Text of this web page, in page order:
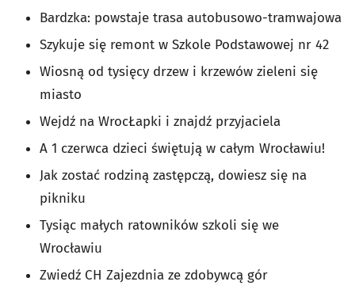
Bardzka: powstaje trasa autobusowo-tramwajowa
Szykuje się remont w Szkole Podstawowej nr 42
Wiosną od tysięcy drzew i krzewów zieleni się
miasto
Wejdź na WrocŁapki i znajdź przyjaciela
A 1 czerwca dzieci świętują w całym Wrocławiu!
Jak zostać rodziną zastępczą, dowiesz się na
pikniku
Tysiąc małych ratowników szkoli się we
Wrocławiu
Zwiedź CH Zajezdnia ze zdobywcą gór